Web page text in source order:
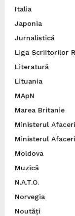
Italia
Japonia
Jurnalistică
Liga Scriitorilor
Literatură
Lituania
MApN
Marea Britanie
Ministerul
Ministerul
Moldova
Muzică
N.A.T.O.
Norvegia
Noutăți